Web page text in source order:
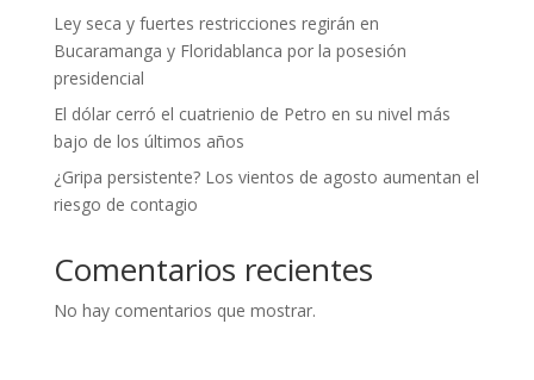
Ley seca y fuertes restricciones regirán en
Bucaramanga y Floridablanca por la posesión
presidencial
El dólar cerró el cuatrienio de Petro en su nivel más
bajo de los últimos años
¿Gripa persistente? Los vientos de agosto aumentan el
riesgo de contagio
Comentarios recientes
No hay comentarios que mostrar.